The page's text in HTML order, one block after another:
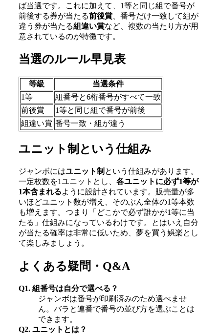
ば当選です。これに加えて、1等と同じ組で番号が
前後する券が当たる前後賞 、番号だけ一致して組が
違う券が当たる組違い賞など、複数の当たり方が用
意されているのが特徴です。
当選のルール早見表
等級
当選条件
1等
組番号と6桁番号がすべて一致
前後賞
1等と同じ組で番号が前後
組違い賞 番号一致・組が違う
ユニット制という仕組み
ジャンボにはユニット制 という仕組みがあります。
一定枚数を1ユニットとし、 各ユニットに必ず1等が
1本含まれるように設計されています。販売量が多
いほどユニット数が増え、そのぶん全体の1等本数
も増えます。つまり「どこかで必ず誰かが1等に当
たる」仕組みになっているわけです。とはいえ自分
が当たる確率は非常に低いため、夢を買う娯楽とし
て楽しみましょう。
よくある疑問・Q&A
Q1. 組番号は自分で選べる？
ジャンボは番号が印刷済みのため選べませ
ん。バラと連番で番号の並び方を選ぶことは
できます。
Q2. ユニットとは？